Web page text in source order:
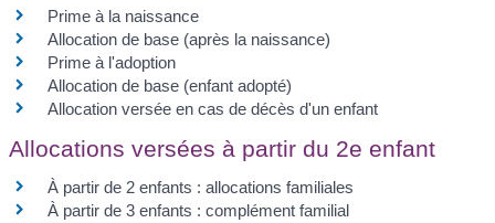
Prime à la naissance
Allocation de base (après la naissance)
Prime à l'adoption
Allocation de base (enfant adopté)
Allocation versée en cas de décès d'un enfant
Allocations versées à partir du 2e enfant
À partir de 2 enfants : allocations familiales
À partir de 3 enfants : complément familial